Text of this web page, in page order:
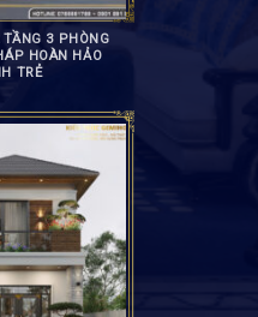
3 PHÒNG
HOÀN HẢO
TRẺ